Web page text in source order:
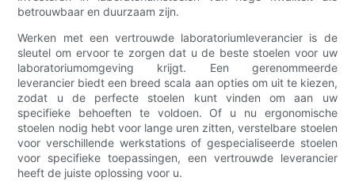
betrouwbaar en duurzaam zijn.
Werken met een vertrouwde laboratoriumleverancier is de
sleutel om ervoor te zorgen dat u de beste stoelen voor uw
laboratoriumomgeving krijgt. Een gerenommeerde
leverancier biedt een breed scala aan opties om uit te kiezen,
zodat u de perfecte stoelen kunt vinden om aan uw
specifieke behoeften te voldoen. Of u nu ergonomische
stoelen nodig hebt voor lange uren zitten, verstelbare stoelen
voor verschillende werkstations of gespecialiseerde stoelen
voor specifieke toepassingen, een vertrouwde leverancier
heeft de juiste oplossing voor u.